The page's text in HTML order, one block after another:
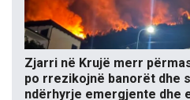
Zjarri në Krujë merr
po rrezikojnë banorët dhe
ndërhyrje emergjente dhe